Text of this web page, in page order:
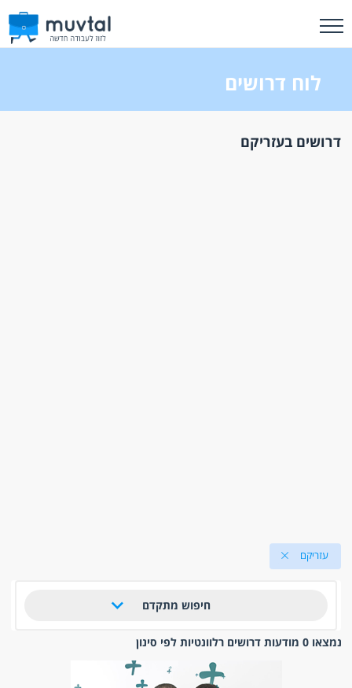
לוח דרושים
דרושים בעזריקם
עזריקם
חיפוש מתקדם
נמצאו 0 מודעות דרושים רלוונטיות לפי סינון